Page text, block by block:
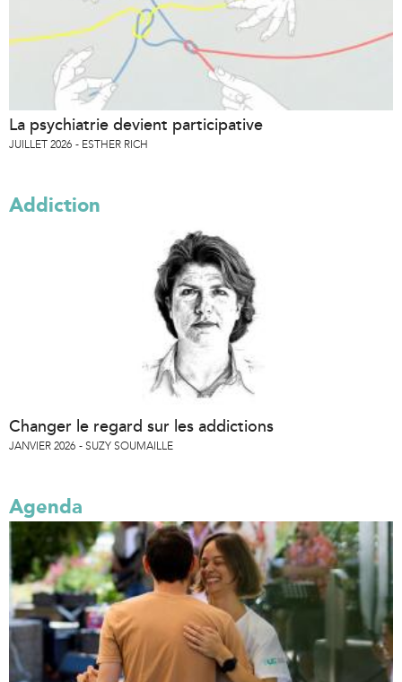
La psychiatrie devient participative
JUILLET 2026 ESTHER RICH
Addiction
Changer le regard sur les addictions
JANVIER 2026 SUZY SOUMAILLE
Agenda